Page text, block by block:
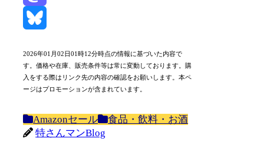
Mastodon
2026年01月02日01時12分時点の情報に基づいた内容で
す。価格や在庫、販売条件等は常に変動しております。購
入をする際はリンク先の内容の確認をお願いします。本ペ
ージはプロモーションが含まれています。
Amazonセール
食品・飲料・お酒
特さんマンBlog